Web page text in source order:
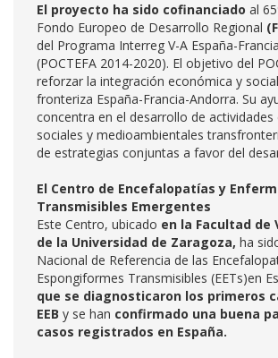
El proyecto ha sido cofinanciado al
Fondo Europeo de Desarrollo Regional
del Programa Interreg V-A España-
(POCTEFA 2014-2020). El objetivo del
reforzar la integración económica y
fronteriza España-Francia-Andorra. Su
concentra en el desarrollo de
sociales y medioambientales
de estrategias conjuntas a favor del
El Centro de Encefalopatías y
Transmisibles Emergentes
Este Centro, ubicado en la Facultad de
de la Universidad de Zaragoza, ha
Nacional de Referencia de las
Espongiformes Transmisibles (EETs)en
que se diagnosticaron los primeros
EEB y se han confirmado una buena
casos registrados en España.